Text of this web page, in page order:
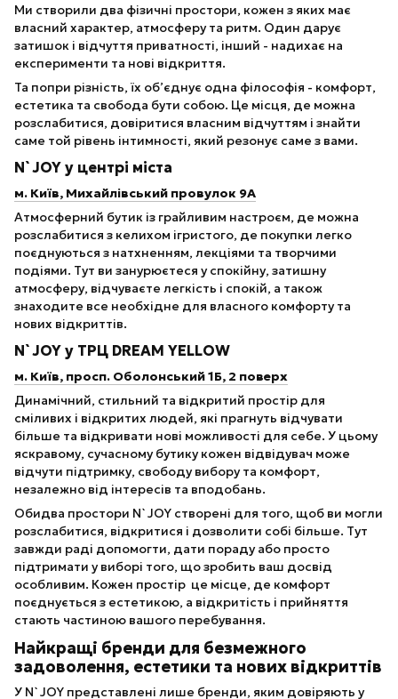
Ми створили два фізичні простори, кожен з яких має
власний характер, атмосферу та ритм. Один дарує
затишок і відчуття приватності, інший - надихає на
експерименти та нові відкриття.
Та попри різність, їх об’єднує одна філософія - комфорт,
естетика та свобода бути собою. Це місця, де можна
розслабитися, довіритися власним відчуттям і знайти
саме той рівень інтимності, який резонує саме з вами.
N`JOY у центрі міста
м. Київ, Михайлівський провулок 9А
Атмосферний бутик із грайливим настроєм, де можна
розслабитися з келихом ігристого, де покупки легко
поєднуються з натхненням, лекціями та творчими
подіями. Тут ви занурюєтеся у спокійну, затишну
атмосферу, відчуваєте легкість і спокій, а також
знаходите все необхідне для власного комфорту та
нових відкриттів.
N`JOY у ТРЦ DREAM YELLOW
м. Київ, просп. Оболонський 1Б, 2 поверх
Динамічний, стильний та відкритий простір для
сміливих і відкритих людей, які прагнуть відчувати
більше та відкривати нові можливості для себе. У цьому
яскравому, сучасному бутику кожен відвідувач може
відчути підтримку, свободу вибору та комфорт,
незалежно від інтересів та вподобань.
Обидва простори N`JOY створені для того, щоб ви могли
розслабитися, відкритися і дозволити собі більше. Тут
завжди раді допомогти, дати пораду або просто
підтримати у виборі того, що зробить ваш досвід
особливим. Кожен простір це місце, де комфорт
поєднується з естетикою, а відкритість і прийняття
стають частиною вашого перебування.
Найкращі бренди для безмежного
задоволення, естетики та нових відкриттів
У N`JOY представлені лише бренди, яким довіряють у